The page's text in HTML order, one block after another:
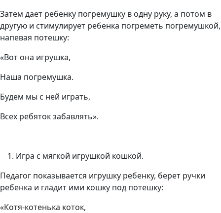
Затем дает ребенку погремушку в одну руку, а потом в
другую и стимулирует ребенка погреметь погремушкой,
напевая потешку:
«Вот она игрушка,
Наша погремушка.
Будем мы с ней играть,
Всех ребяток забавлять».
Игра с мягкой игрушкой кошкой.
Педагог показывается игрушку ребенку, берет ручки
ребенка и гладит ими кошку под потешку:
«Котя-котенька коток,